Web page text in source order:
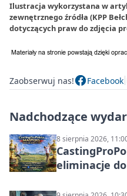
Ilustracja wykorzystana w
zewnętrznego źródła (KPP
dotyczących praw do zdjęcia
Zaobserwuj nas! Facebook
Nadchodzące
8 sierpnia 2026,
eliminacje